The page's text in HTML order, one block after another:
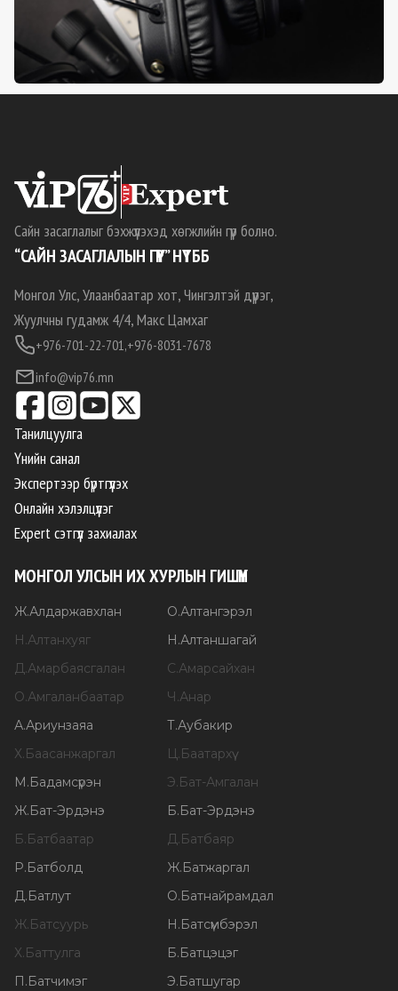
Сайн засаглалыг бэхжүүлэхэд хөгжлийн гүүр болно.
“САЙН ЗАСАГЛАЛЫН ГҮҮР” НҮТББ
Монгол Улс, Улаанбаатар хот, Чингэлтэй дүүрэг,
Жуулчны гудамж 4/4, Макс Цамхаг
+976-701-22-701,+976-8031-7678
info@vip76.mn
Танилцуулга
Үнийн санал
Экспертээр бүртгүүлэх
Онлайн хэлэлцүүлэг
Expert сэтгүүл захиалах
МОНГОЛ УЛСЫН ИХ ХУРЛЫН ГИШҮҮН
Ж.Алдаржавхлан О.Алтангэрэл
Н .Алтанхуяг Н .Алтаншагай
Д.Амарбаясгалан С.Амарсайхан
О.Амгаланбаатар Ч .Анар
А.Ариунзаяа Т.Аубакир
Х. Баасанжаргал Ц. Баатархүү
М . Бадамсүрэн Э. Бат-Амгалан
Ж. Бат-Эрдэнэ Б. Бат-Эрдэнэ
Б. Батбаатар Д. Батбаяр
Р. Батболд Ж. Батжаргал
Д. Батлут О. Батнайрамдал
Ж. Батсуурь Н . Батсүмбэрэл
Х. Баттулга Б. Батцэцэг
П . Батчимэг Э. Батшугар